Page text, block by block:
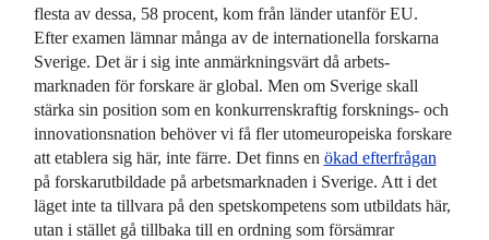
flesta av dessa, 58 procent, kom från länder utanför EU.
Efter examen lämnar många av de internationella forskarna
Sverige. Det är i sig inte anmärkningsvärt då arbets­
marknaden för forskare är global. Men om Sverige skall
stärka sin position som en konkurrenskraftig forsknings- och
innovations­nation behöver vi få fler utom­europeiska forskare
att etablera sig här, inte färre. Det finns en ökad efterfrågan
på forskar­utbildade på arbets­marknaden i Sverige. Att i det
läget inte ta tillvara på den spets­kompetens som utbildats här,
utan i stället gå tillbaka till en ordning som försämrar